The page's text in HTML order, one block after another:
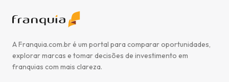
A Franquia.com.br é um portal para comparar oportunidades,
explorar marcas e tomar decisões de investimento em
franquias com mais clareza.